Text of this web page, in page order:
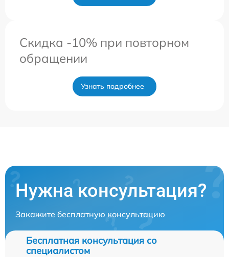
Скидка -10% при повторном
обращении
Узнать подробнее
Нужна консультация?
Закажите бесплатную консультацию
Бесплатная консультация со
специалистом